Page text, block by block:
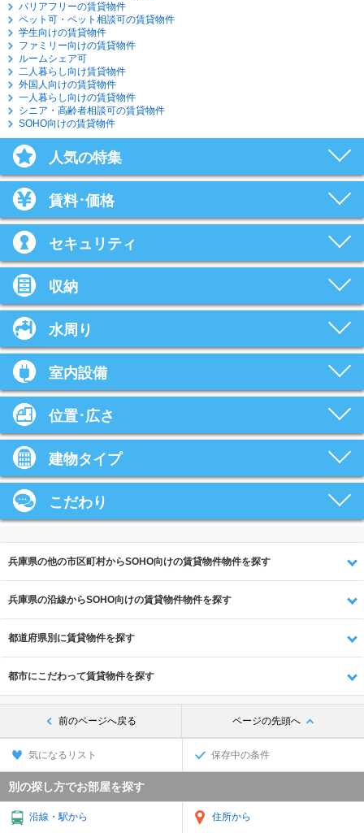
バリアフリーの賃貸物件
ペット可・ペット相談可の賃貸物件
学生向けの賃貸物件
ファミリー向けの賃貸物件
ルームシェア可
二人暮らし向け賃貸物件
外国人向けの賃貸物件
一人暮らし向けの賃貸物件
シニア・高齢者相談可の賃貸物件
SOHO向けの賃貸物件
人気の特集
賃料･価格
セキュリティ
収納
水周り
室内設備
位置･広さ
建物タイプ
こだわり
兵庫県の他の市区町村からSOHO向けの賃貸物件物件を探す
兵庫県の沿線からSOHO向けの賃貸物件物件を探す
都道府県別に賃貸物件を探す
都市にこだわって賃貸物件を探す
前のページへ戻る ページの先頭へ
気になるリスト 保存中の条件
別の探し方でお部屋を探す
沿線・駅から 住所から